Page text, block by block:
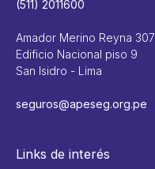
(511) 2011600
Amador Merino Reyna 307
Edificio Nacional piso 9
San Isidro - Lima
seguros@apeseg.org.pe
Links de interés